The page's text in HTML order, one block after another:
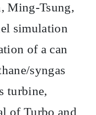
Ming-Tsung,
simulation
of a can
syngas
turbine,
of Turbo and